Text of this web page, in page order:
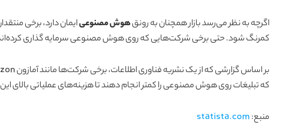
اگرچه به نظر می‌رسد بازار همچنان به رونقهوش مصنوعیایمان دارد، برخی
کمرنگ شود. حتی برخی شرکت‌هایی که روی هوش مصنوعی سرمایه گذاری
که تبلیغات روی هوش مصنوعی را کمتر انجام دهند تا هزینه‌های عملیاتی بالای
منبع:statista.com